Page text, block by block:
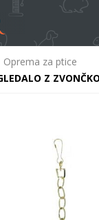
Oprema za ptice
Z